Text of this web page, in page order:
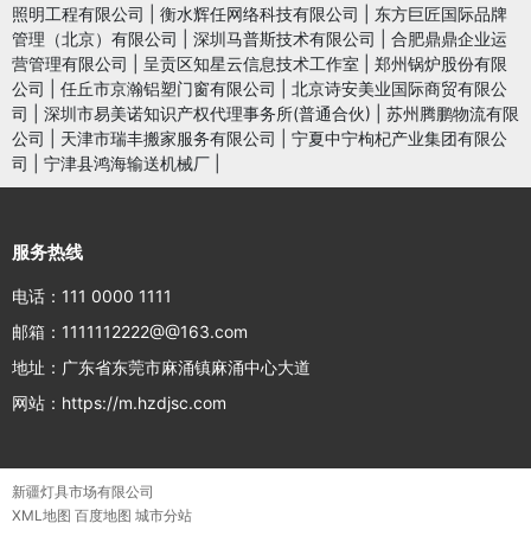
照明工程有限公司
衡水辉任网络科技有限公司
东方巨匠国际品牌
管理（北京）有限公司
深圳马普斯技术有限公司
合肥鼎鼎企业运
营管理有限公司
呈贡区知星云信息技术工作室
郑州锅炉股份有限
公司
任丘市京瀚铝塑门窗有限公司
北京诗安美业国际商贸有限公
司
深圳市易美诺知识产权代理事务所(普通合伙)
苏州腾鹏物流有限
公司
天津市瑞丰搬家服务有限公司
宁夏中宁枸杞产业集团有限公
司
宁津县鸿海输送机械厂
服务热线
电话：111 0000 1111
邮箱：1111112222@@163.com
地址：广东省东莞市麻涌镇麻涌中心大道
网站：https://m.hzdjsc.com
新疆灯具市场有限公司
XML地图 百度地图 城市分站